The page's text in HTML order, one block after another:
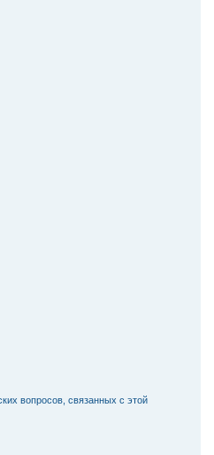
вопросов, связанных с этой